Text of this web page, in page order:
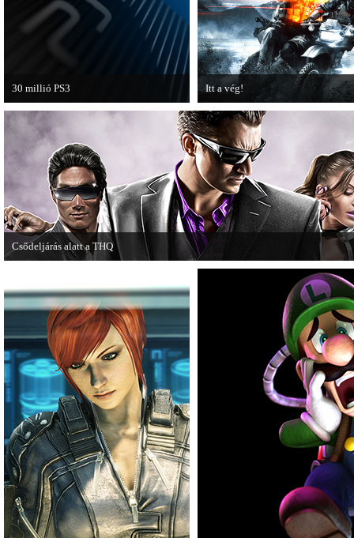
30 millió PS3
A PAL régióban a PS3 átlépte a 30
milliós eladott darabszámot.
Itt a vég!
Hamarosan minden infó kiderül a
Battlefield 3 utolsó, End Game
kiegészítőjéről.
Csődeljárás alatt a THQ
Egy újabb videojáték-kiadó került csődeljárás alá, aki nem más, mint a THQ.